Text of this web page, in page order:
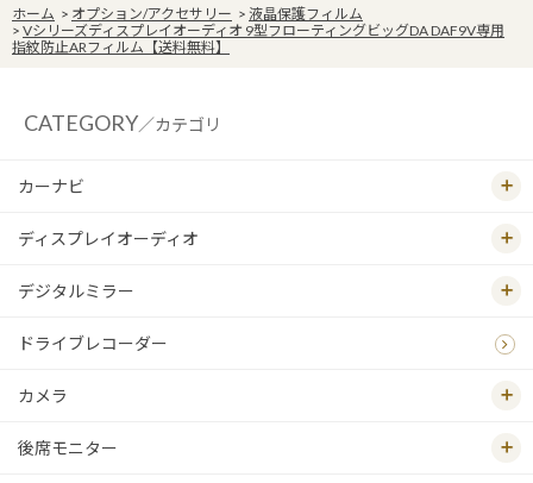
ホーム > オプション/アクセサリー > 液晶保護フィルム
> Vシリーズディスプレイオーディオ 9型フローティングビッグDA DAF9V専用
指紋防止ARフィルム【送料無料】
CATEGORY／カテゴリ
カーナビ
ディスプレイオーディオ
デジタルミラー
ドライブレコーダー
カメラ
後席モニター